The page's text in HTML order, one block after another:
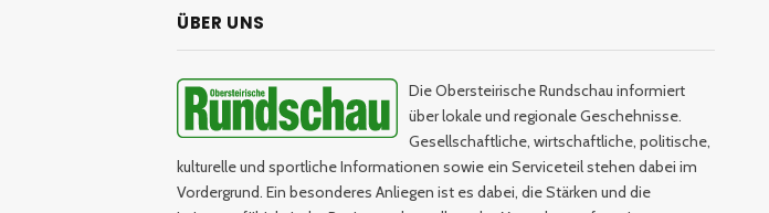
ÜBER UNS
Die Obersteirische Rundschau informiert
über lokale und regionale Geschehnisse.
Gesellschaftliche, wirtschaftliche, politische,
kulturelle und sportliche Informationen sowie ein Serviceteil stehen dabei im
Vordergrund. Ein besonderes Anliegen ist es dabei, die Stärken und die